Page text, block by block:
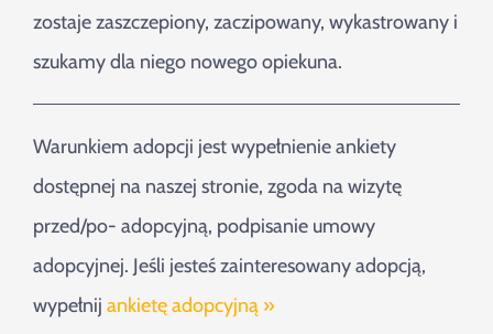
zostaje zaszczepiony, zaczipowany, wykastrowany i
szukamy dla niego nowego opiekuna.
Warunkiem adopcji jest wypełnienie ankiety
dostępnej na naszej stronie, zgoda na wizytę
przed/po- adopcyjną, podpisanie umowy
adopcyjnej. Jeśli jesteś zainteresowany adopcją,
wypełnij ankietę adopcyjną »